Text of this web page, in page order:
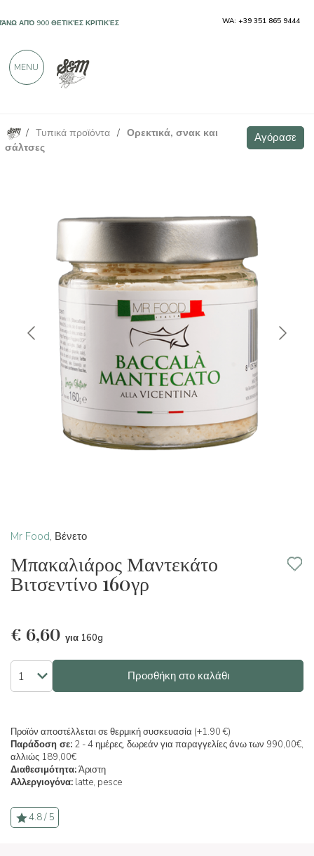
/ Τυπικά προϊόντα / Ορεκτικά, σνακ και
σάλτσες
Αγόρασε
Mr Food, Βένετο
Μπακαλιάρος Μαντεκάτο
Βιτσεντίνο 160γρ
€ 6,60 για 160g
Προσθήκη στο καλάθι
Προϊόν αποστέλλεται σε θερμική συσκευασία (+1.90 €)
Παράδοση σε: 2 - 4 ημέρες, δωρεάν για παραγγελίες άνω των 990,00€,
αλλιώς 189,00€
Διαθεσιμότητα:Άριστη
Αλλεργιογόνα: latte, pesce
4.8 / 5
Μπακαλιάρος Μαντεκάτο Βιτσεντίνο 160γρ Αγόρασε
ΑΠΌ 900 ΘΕΤΙΚΈΣ ΚΡΙΤΙΚΈΣ WA: +39 351 865 9444
MENU